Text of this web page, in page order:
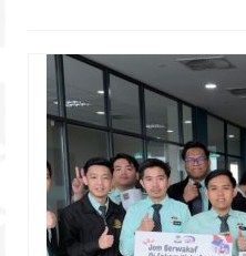
Agihan
Wakaf
Baitulmal
Pembangunan Asnaf
Hubungi